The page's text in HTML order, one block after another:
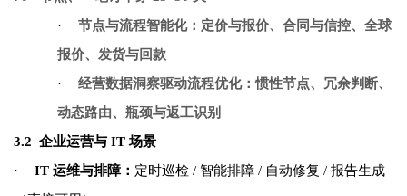
·
节点与流程智能化：定价与报价、合同与信控、全球
报价、发货与回款
·
经营数据洞察驱动流程优化：惯性节点、冗余判断、
动态路由、瓶颈与返工识别
3.2 企业运营与 IT 场景
·
IT 运维与排障： 定时巡检 / 智能排障 / 自动修复 / 报告生成